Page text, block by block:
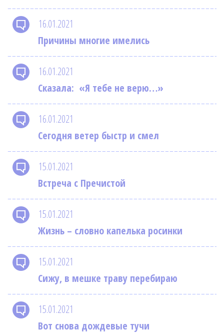
16.01.2021
Причины многие имелись
16.01.2021
Cказала: «Я тебе не верю…»
16.01.2021
Сегодня ветер быстр и смел
15.01.2021
Встреча с Пречистой
15.01.2021
Жизнь – словно капелька росинки
15.01.2021
Сижу, в мешке траву перебираю
15.01.2021
Вот снова дождевые тучи